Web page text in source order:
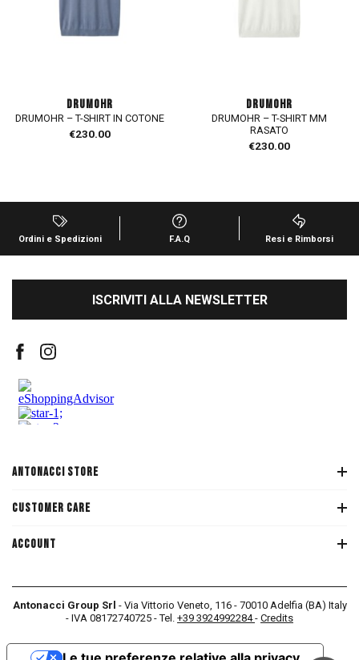
DRUMOHR
DRUMOHR – T-SHIRT IN COTONE
€230.00
DRUMOHR
DRUMOHR – T-SHIRT MM
RASATO
€230.00
Ordini e Spedizioni F.A.Q Resi e Rimborsi
ISCRIVITI ALLA NEWSLETTER
ANTONACCI STORE
CUSTOMER CARE
ACCOUNT
Antonacci Group Srl - Via Vittorio Veneto, 116 - 70010 Adelfia (BA) Italy
- IVA 08172740725 - Tel. +39 3924992284- Credits